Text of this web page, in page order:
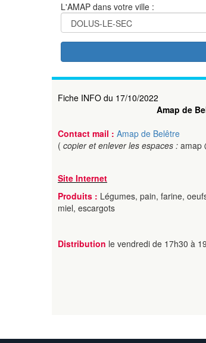
L'AMAP dans votre ville :
Fiche INFO du 17/10/2022
Amap de
Contact mail : Amap de Belêtre
( copier et enlever les espaces : amap
Site Internet
Produits : Légumes, pain, farine,
miel, escargots
Distribution le vendredi de 17h30 à